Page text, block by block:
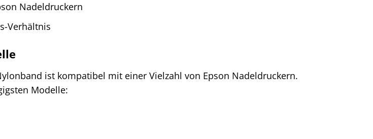
Nadeldruckern
Verhältnis
ist kompatibel mit einer Vielzahl von Epson Nadeldruckern.
Modelle: